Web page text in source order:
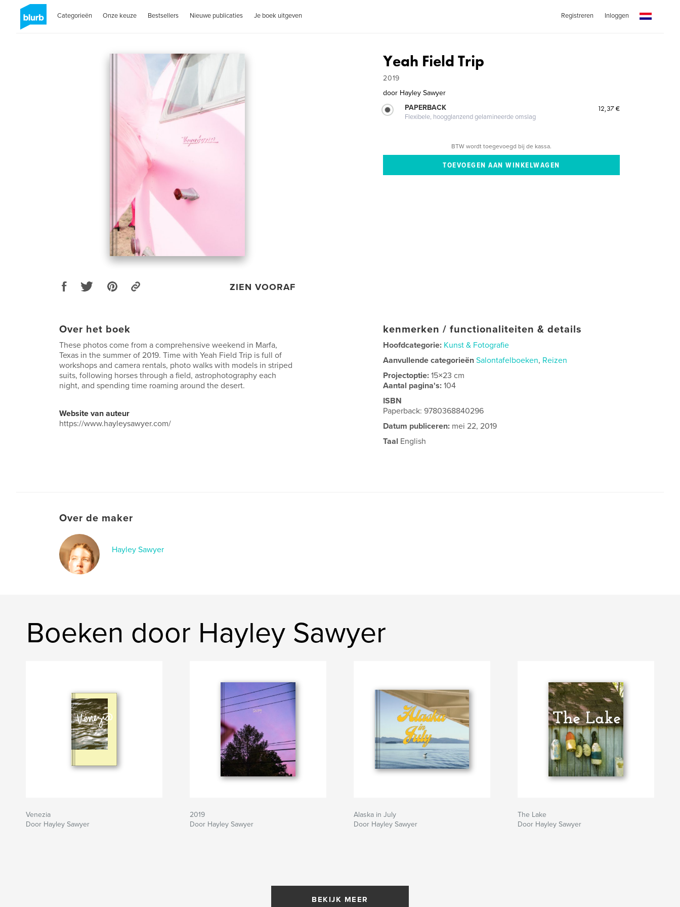
Categorieën Onze keuze Bestsellers Nieuwe publicaties Je boek uitgeven Registreren Inloggen
ZIEN VOORAF
Yeah Field Trip
2019
door Hayley Sawyer
PAPERBACK
Flexibele, hoogglanzend gelamineerde omslag
12,37 €
BTW wordt toegevoegd bij de kassa.
Over het boek
These photos come from a comprehensive weekend in Marfa,
Texas in the summer of 2019. Time with Yeah Field Trip is full of
workshops and camera rentals, photo walks with models in striped
suits, following horses through a field, astrophotography each
night, and spending time roaming around the desert.
Website van auteur
https://www.hayleysawyer.com/
kenmerken / functionaliteiten & details
Hoofdcategorie: Kunst & Fotografie
Aanvullende categorieën Salontafelboeken, Reizen
Projectoptie:15×23 cm
Aantal pagina's:104
ISBN
Paperback: 9780368840296
Datum publiceren: mei 22, 2019
Taal English
Over de maker
Hayley Sawyer
Boeken door Hayley Sawyer
Venezia
Door Hayley Sawyer
2019
Door Hayley Sawyer
Alaska in July
Door Hayley Sawyer
The Lake
Door Hayley Sawyer
BEKIJK MEER